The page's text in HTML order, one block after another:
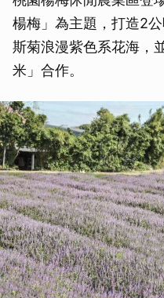
楊梅」為主題，打造2
斯菊浪漫紫色系花海，
米」合作。